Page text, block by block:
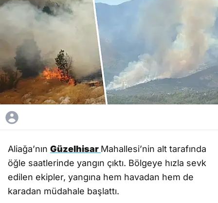
Aliağa’nın Güzelhisar Mahallesi’nin alt tarafında
öğle saatlerinde yangın çıktı. Bölgeye hızla sevk
edilen ekipler, yangına hem havadan hem de
karadan müdahale başlattı.